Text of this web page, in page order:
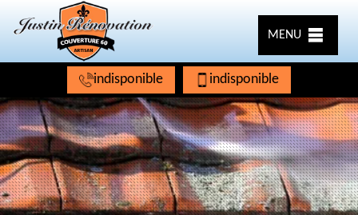
MENU
indisponible indisponible